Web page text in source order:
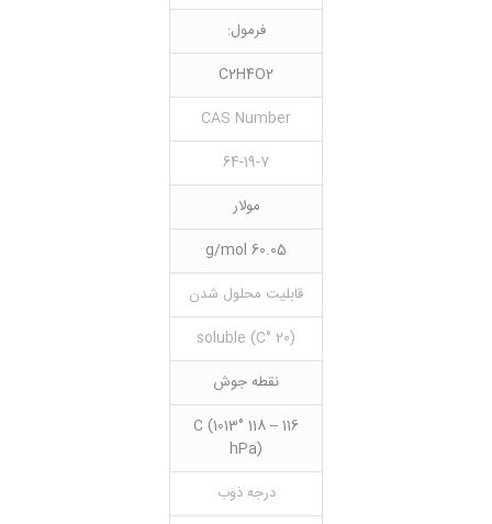
فرمول:
C2H4O2
CAS Number
64-19-7
مولار
60.05 g/mol
قابلیت محلول شدن
(20 °C) soluble
نقطه جوش
116 – 118 °C (1013
hPa)
درجه ذوب